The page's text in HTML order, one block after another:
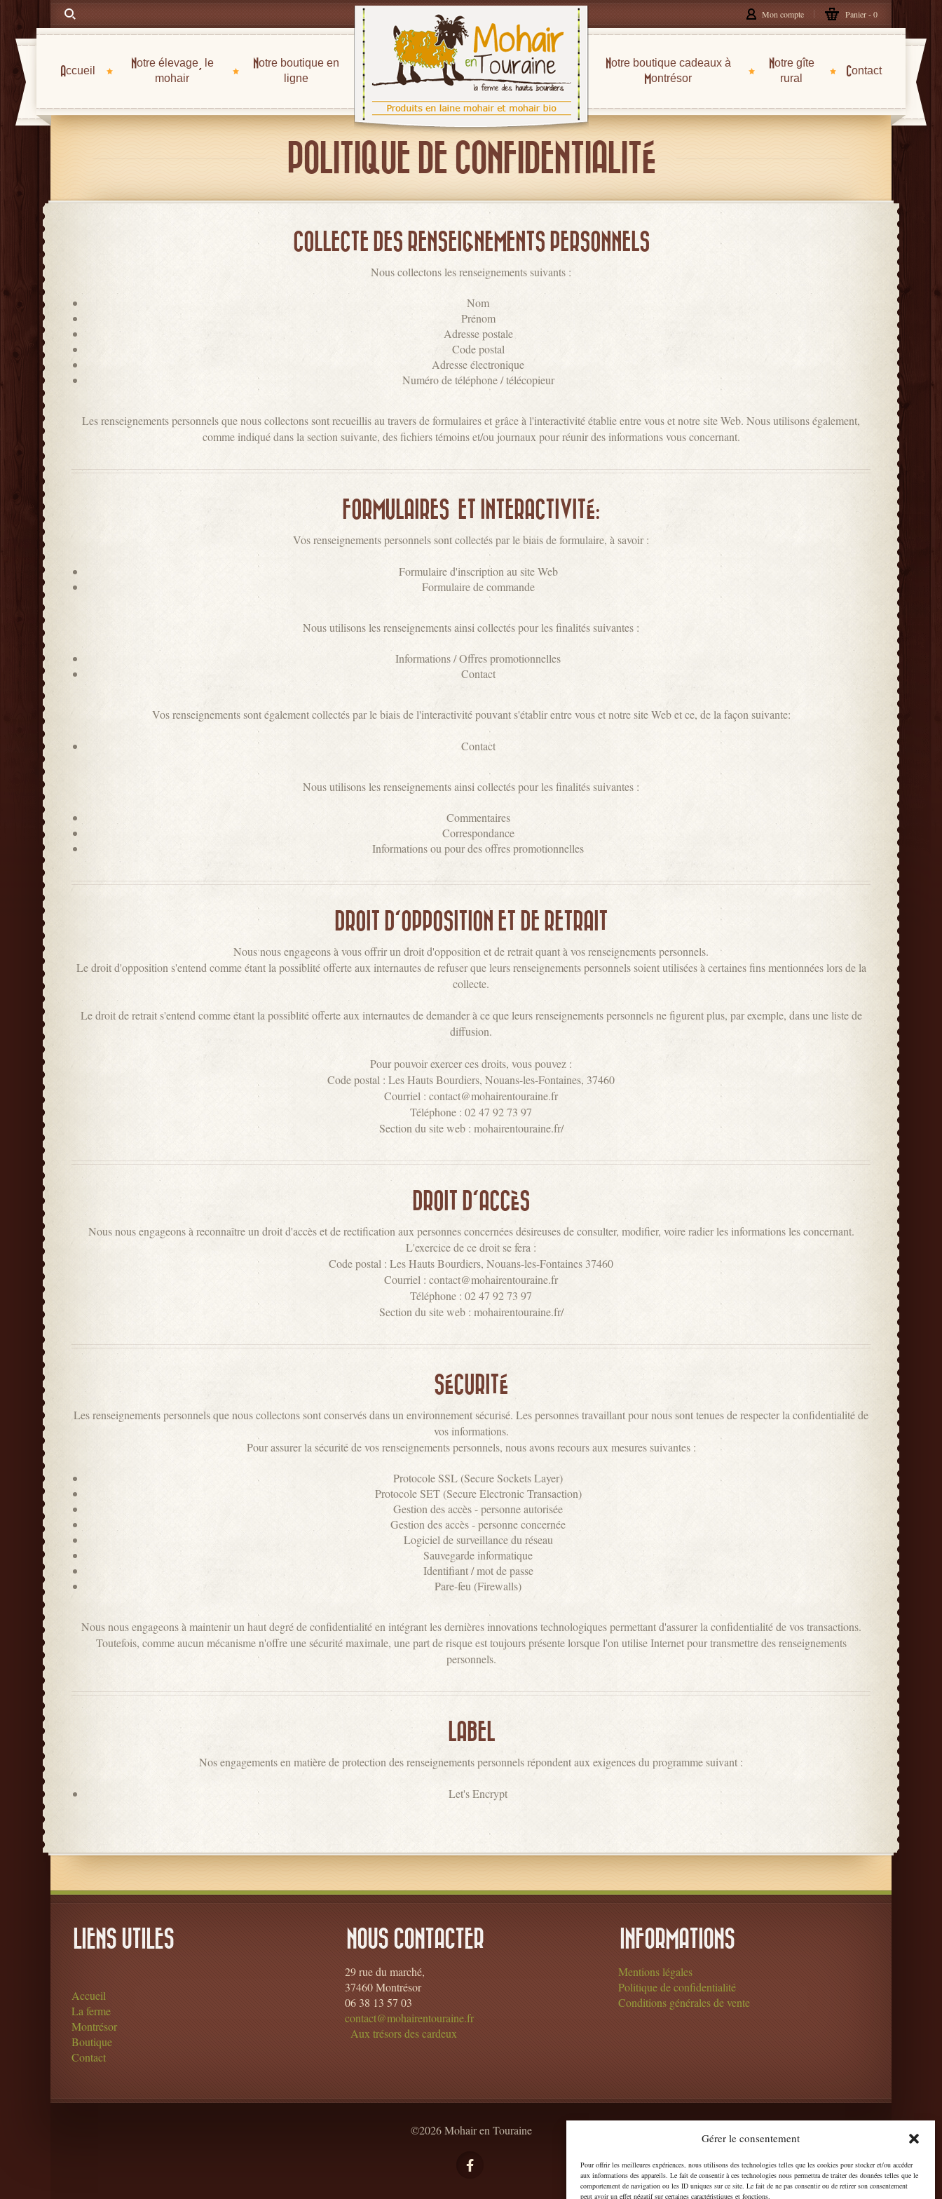
Gérer le consentement
Pour offrir les meilleures expériences, nous utilisons des technologies telles que les cookies pour stocker et/ou accéder
aux informations des appareils. Le fait de consentir à ces technologies nous permettra de traiter des données telles que le
comportement de navigation ou les ID uniques sur ce site. Le fait de ne pas consentir ou de retirer son consentement
peut avoir un effet négatif sur certaines caractéristiques et fonctions.
Mon compte Panier 0
Accueil
Notre élevage, le
mohair
Notre boutique en
ligne
Notre boutique cadeaux à
Montrésor
Notre gîte
rural
Contact
POLITIQUE DE CONFIDENTIALITÉ
COLLECTE DES RENSEIGNEMENTS PERSONNELS
Nous collectons les renseignements suivants :
Nom
Prénom
Adresse postale
Code postal
Adresse électronique
Numéro de téléphone / télécopieur
Les renseignements personnels que nous collectons sont recueillis au travers de formulaires et grâce à l'interactivité établie entre vous et notre site Web. Nous utilisons également,
comme indiqué dans la section suivante, des fichiers témoins et/ou journaux pour réunir des informations vous concernant.
FORMULAIRES ET INTERACTIVITÉ:
Vos renseignements personnels sont collectés par le biais de formulaire, à savoir :
Formulaire d'inscription au site Web
Formulaire de commande
Nous utilisons les renseignements ainsi collectés pour les finalités suivantes :
Informations / Offres promotionnelles
Contact
Vos renseignements sont également collectés par le biais de l'interactivité pouvant s'établir entre vous et notre site Web et ce, de la façon suivante:
Contact
Nous utilisons les renseignements ainsi collectés pour les finalités suivantes :
Commentaires
Correspondance
Informations ou pour des offres promotionnelles
DROIT D'OPPOSITION ET DE RETRAIT
Nous nous engageons à vous offrir un droit d'opposition et de retrait quant à vos renseignements personnels.
Le droit d'opposition s'entend comme étant la possiblité offerte aux internautes de refuser que leurs renseignements personnels soient utilisées à certaines fins mentionnées lors de la
collecte.
Le droit de retrait s'entend comme étant la possiblité offerte aux internautes de demander à ce que leurs renseignements personnels ne figurent plus, par exemple, dans une liste de
diffusion.
Pour pouvoir exercer ces droits, vous pouvez :
Code postal : Les Hauts Bourdiers, Nouans-les-Fontaines, 37460
Courriel : contact@mohairentouraine.fr
Téléphone : 02 47 92 73 97
Section du site web : mohairentouraine.fr/
DROIT D'ACCÈS
Nous nous engageons à reconnaître un droit d'accès et de rectification aux personnes concernées désireuses de consulter, modifier, voire radier les informations les concernant.
L'exercice de ce droit se fera :
Code postal : Les Hauts Bourdiers, Nouans-les-Fontaines 37460
Courriel : contact@mohairentouraine.fr
Téléphone : 02 47 92 73 97
Section du site web : mohairentouraine.fr/
SÉCURITÉ
Les renseignements personnels que nous collectons sont conservés dans un environnement sécurisé. Les personnes travaillant pour nous sont tenues de respecter la confidentialité de
vos informations.
Pour assurer la sécurité de vos renseignements personnels, nous avons recours aux mesures suivantes :
Protocole SSL (Secure Sockets Layer)
Protocole SET (Secure Electronic Transaction)
Gestion des accès - personne autorisée
Gestion des accès - personne concernée
Logiciel de surveillance du réseau
Sauvegarde informatique
Identifiant / mot de passe
Pare-feu (Firewalls)
Nous nous engageons à maintenir un haut degré de confidentialité en intégrant les dernières innovations technologiques permettant d'assurer la confidentialité de vos transactions.
Toutefois, comme aucun mécanisme n'offre une sécurité maximale, une part de risque est toujours présente lorsque l'on utilise Internet pour transmettre des renseignements
personnels.
LABEL
Nos engagements en matière de protection des renseignements personnels répondent aux exigences du programme suivant :
Let's Encrypt
LIENS UTILES
Accueil
La ferme
Montrésor
Boutique
Contact
NOUS CONTACTER
29 rue du marché,
37460 Montrésor
06 38 13 57 03
contact@mohairentouraine.fr
Aux trésors des cardeux
INFORMATIONS
Mentions légales
Politique de confidentialité
Conditions générales de vente
©2026 Mohair en Touraine